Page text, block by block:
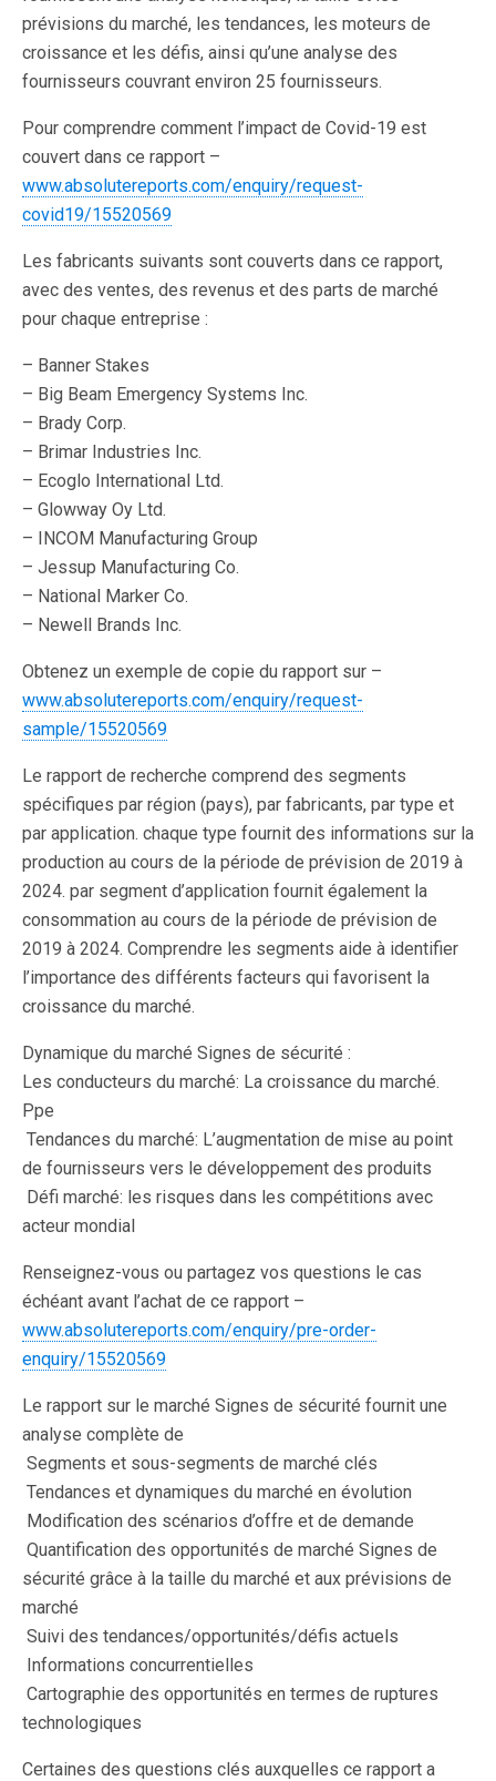
prévisions du marché, les tendances, les moteurs de
croissance et les défis, ainsi qu’une analyse des
fournisseurs couvrant environ 25 fournisseurs.
Pour comprendre comment l’impact de Covid-19 est
couvert dans ce rapport –
www.absolutereports.com/enquiry/request-
covid19/15520569
Les fabricants suivants sont couverts dans ce rapport,
avec des ventes, des revenus et des parts de marché
pour chaque entreprise :
– Banner Stakes
– Big Beam Emergency Systems Inc.
– Brady Corp.
– Brimar Industries Inc.
– Ecoglo International Ltd.
– Glowway Oy Ltd.
– INCOM Manufacturing Group
– Jessup Manufacturing Co.
– National Marker Co.
– Newell Brands Inc.
Obtenez un exemple de copie du rapport sur –
www.absolutereports.com/enquiry/request-
sample/15520569
Le rapport de recherche comprend des segments
spécifiques par région (pays), par fabricants, par type et
par application. chaque type fournit des informations sur la
production au cours de la période de prévision de 2019 à
2024. par segment d’application fournit également la
consommation au cours de la période de prévision de
2019 à 2024. Comprendre les segments aide à identifier
l’importance des différents facteurs qui favorisent la
croissance du marché.
Dynamique du marché Signes de sécurité :
Les conducteurs du marché: La croissance du marché.
Ppe
Tendances du marché: L’augmentation de mise au point
de fournisseurs vers le développement des produits
Défi marché: les risques dans les compétitions avec
acteur mondial
Renseignez-vous ou partagez vos questions le cas
échéant avant l’achat de ce rapport –
www.absolutereports.com/enquiry/pre-order-
enquiry/15520569
Le rapport sur le marché Signes de sécurité fournit une
analyse complète de
 Segments et sous-segments de marché clés
 Tendances et dynamiques du marché en évolution
 Modification des scénarios d’offre et de demande
 Quantification des opportunités de marché Signes de
sécurité grâce à la taille du marché et aux prévisions de
marché
 Suivi des tendances/opportunités/défis actuels
 Informations concurrentielles
 Cartographie des opportunités en termes de ruptures
technologiques
Certaines des questions clés auxquelles ce rapport a